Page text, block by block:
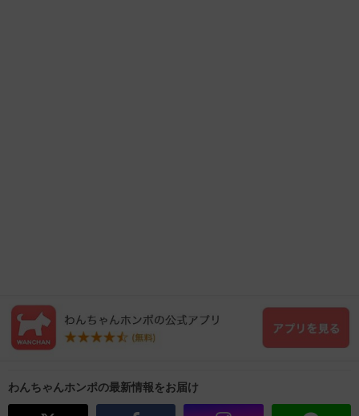
わんちゃんホンポの最新情報をお届け